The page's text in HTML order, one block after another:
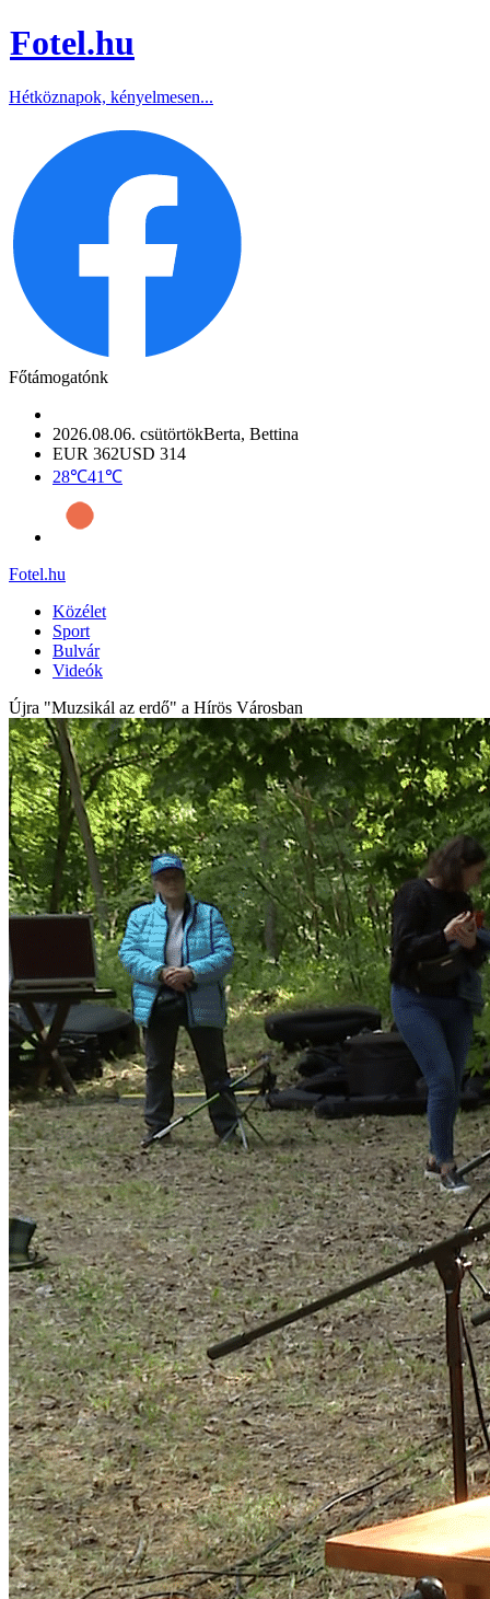
Fotel.hu
Hétköznapok, kényelmesen...
Főtámogatónk
2026.08.06. csütörtökBerta, Bettina
EUR 362USD 314
28℃41℃
Fotel.hu
Közélet
Sport
Bulvár
Videók
Újra "Muzsikál az erdő" a Hírös Városban